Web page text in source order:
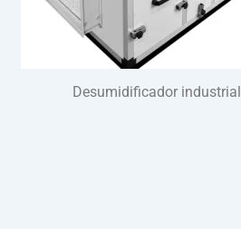
Desumidificador industrial